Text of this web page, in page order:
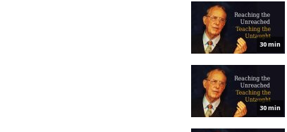
30 min
30 min